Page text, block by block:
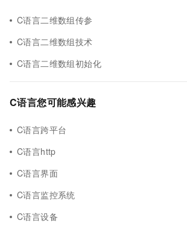
C语言二维数组传参
C语言二维数组技术
C语言二维数组初始化
C语言您可能感兴趣
C语言跨平台
C语言http
C语言界面
C语言监控系统
C语言设备